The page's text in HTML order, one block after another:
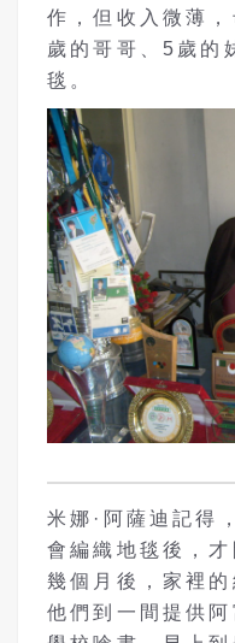
作，但收入微薄
歲的哥哥、5歲的
毯。
米娜·阿薩迪記得
會編織地毯後，
幾個月後，家裡
他們到一間提供